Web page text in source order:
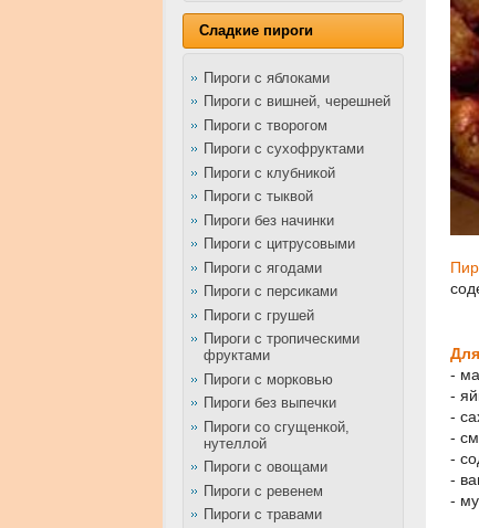
Сладкие пироги
Пироги с яблоками
Пироги с вишней, черешней
Пироги с творогом
Пироги с сухофруктами
Пироги с клубникой
Пироги с тыквой
Пироги без начинки
Пироги с цитрусовыми
Пироги с ягодами
Пироги с персиками
Пироги с грушей
Пироги с тропическими
фруктами
Пироги с морковью
Пироги без выпечки
Пироги со сгущенкой,
нутеллой
Пироги с овощами
Пироги с ревенем
Пироги с травами
-
-
-
-
-
-
-